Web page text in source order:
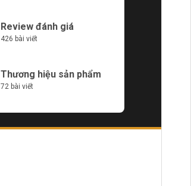
Review đánh giá
426 bài viết
Thương hiệu sản phẩm
72 bài viết